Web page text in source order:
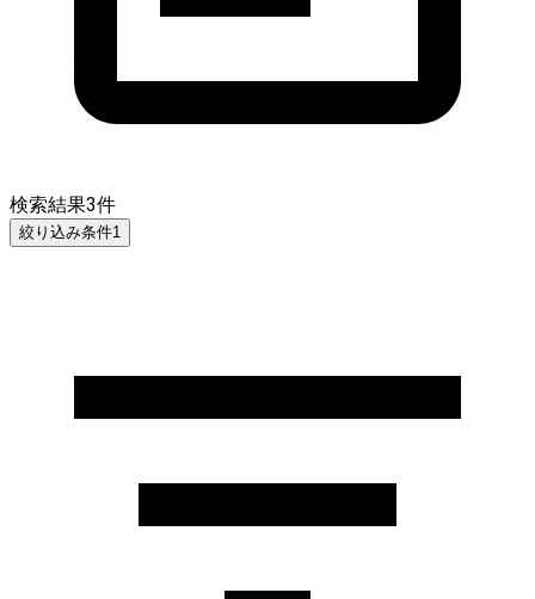
検索結果3件
絞り込み条件1